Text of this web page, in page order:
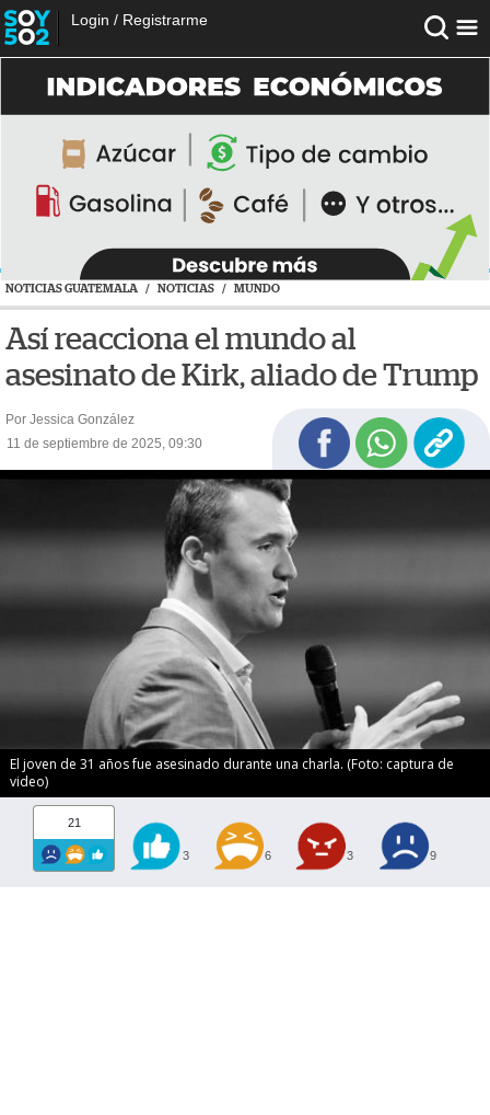
Login / Registrarme
NOTICIAS GUATEMALA / NOTICIAS / MUNDO
Así reacciona el mundo al
asesinato de Kirk, aliado de Trump
Por Jessica González
11 de septiembre de 2025, 09:30
El joven de 31 años fue asesinado durante una charla. (Foto: captura de
video)
21
3 6 3 9